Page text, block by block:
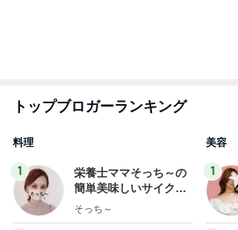
トップブロガーランキング
料理
1
栄養士ママそっち～の
簡単美味しいサイクル
献立
そっち～
美容
1